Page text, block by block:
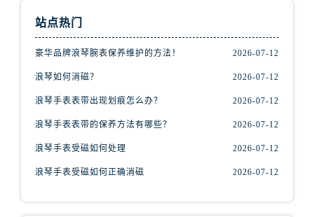
站点热门
豪华品牌浪琴腕表保养维护的方法！ 2026-07-12
浪琴如何消磁？ 2026-07-12
浪琴手表表带出现划痕怎么办？ 2026-07-12
浪琴手表表带的保养方法有哪些？ 2026-07-12
浪琴手表受磁如何处理 2026-07-12
浪琴手表受磁如何正确消磁 2026-07-12